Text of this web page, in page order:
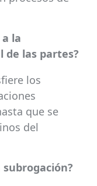
la
de las partes?
los
que se
del
subrogación?